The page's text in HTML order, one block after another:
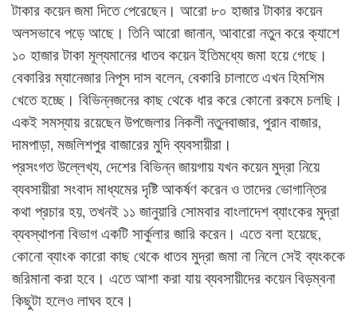
টাকার কয়েন জমা দিতে পেরেছেন। আরো ৮০ হাজার টাকার কয়েন
অলসভাবে পড়ে আছে। তিনি আরো জানান, আবারো নতুন করে ক্যাশে
১০ হাজার টাকা মূল্যমানের ধাতব কয়েন ইতিমধ্যে জমা হয়ে গেছে।
বেকারির ম্যানেজার নিপূস দাস বলেন, বেকারি চালাতে এখন হিমশিম
খেতে হচ্ছে। বিভিন্নজনের কাছ থেকে ধার করে কোনো রকমে চলছি।
একই সমস্যায় রয়েছেন উপজেলার নিকলী নতুনবাজার, পুরান বাজার,
দামপাড়া, মজলিশপুর বাজারের মুদি ব্যবসায়ীরা।
প্রসংগত উল্লেখ্য, দেশের বিভিন্ন জায়গায় যখন কয়েন মুদ্রা নিয়ে
ব্যবসায়ীরা সংবাদ মাধ্যমের দৃষ্টি আকর্ষণ করেন ও তাদের ভোগান্তির
কথা প্রচার হয়, তখনই ১১ জানুয়ারি সোমবার বাংলাদেশ ব্যাংকের মুদ্রা
ব্যবস্থাপনা বিভাগ একটি সার্কুলার জারি করেন। এতে বলা হয়েছে,
কোনো ব্যাংক কারো কাছ থেকে ধাতব মুদ্রা জমা না নিলে সেই ব্যংককে
জরিমানা করা হবে। এতে আশা করা যায় ব্যবসায়ীদের কয়েন বিড়ম্বনা
কিছুটা হলেও লাঘব হবে।